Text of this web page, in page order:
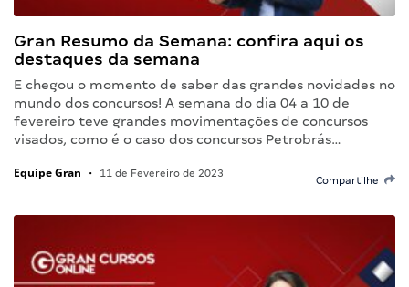
Gran Resumo da Semana: confira aqui os
destaques da semana
E chegou o momento de saber das grandes novidades no
mundo dos concursos! A semana do dia 04 a 10 de
fevereiro teve grandes movimentações de concursos
visados, como é o caso dos concursos Petrobrás…
Equipe Gran • 11 de Fevereiro de 2023
Compartilhe